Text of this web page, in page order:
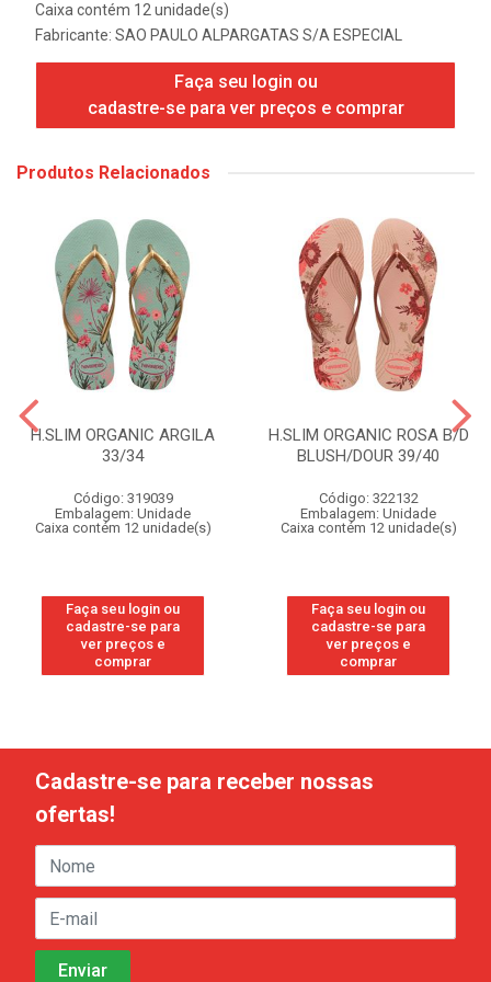
Caixa contém 12 unidade(s)
Fabricante: SAO PAULO ALPARGATAS S/A ESPECIAL
Faça seu login ou
cadastre-se para ver preços e comprar
Produtos Relacionados
H.SLIM ORGANIC ARGILA
33/34
Código: 319039
Embalagem: Unidade
Caixa contém 12 unidade(s)
Faça seu login ou
cadastre-se para
ver preços e
comprar
H.SLIM ORGANIC ROSA B/D
BLUSH/DOUR 39/40
Código: 322132
Embalagem: Unidade
Caixa contém 12 unidade(s)
Faça seu login ou
cadastre-se para
ver preços e
comprar
Cadastre-se para receber nossas
ofertas!